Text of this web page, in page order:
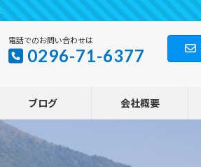
電話でのお問い合わせは
0296-71-6377
ブログ 会社概要